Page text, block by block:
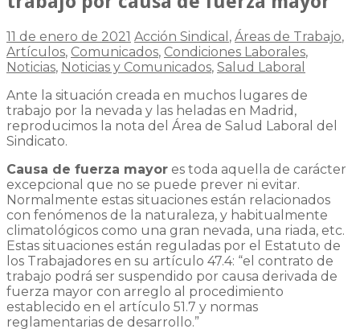
11 de enero de 2021 Acción Sindical , Áreas de Trabajo,
Artículos, Comunicados, Condiciones Laborales,
Noticias, Noticias y Comunicados, Salud Laboral
Ante la situación creada en muchos lugares de
trabajo por la nevada y las heladas en Madrid,
reproducimos la nota del Área de Salud Laboral del
Sindicato.
Causa de fuerza mayor es toda aquella de carácter
excepcional que no se puede prever ni evitar.
Normalmente estas situaciones están relacionados
con fenómenos de la naturaleza, y habitualmente
climatológicos como una gran nevada, una riada, etc.
Estas situaciones están reguladas por el Estatuto de
los Trabajadores en su artículo 47.4: “el contrato de
trabajo podrá ser suspendido por causa derivada de
fuerza mayor con arreglo al procedimiento
establecido en el artículo 51.7 y normas
reglamentarias de desarrollo.”